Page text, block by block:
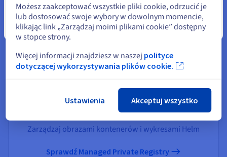
Sprawdź Managed Kubernetes Service
Managed Private Registry
Zarządzaj obrazami kontenerów i wykresami Helm
Sprawdź Managed Private Registry
Zamknij
Możesz zaakceptować wszystkie pliki cookie, odrzucić je
lub dostosować swoje wybory w dowolnym momencie,
klikając link „Zarządzaj moimi plikami cookie” dostępny
w stopce strony.
Więcej informacji znajdziesz w naszej polityce
dotyczącej wykorzystywania plików cookie.
Ustawienia Akceptuj wszystko